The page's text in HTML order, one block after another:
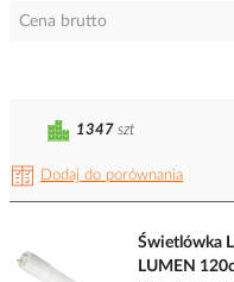
Cena brutto
Dodaj do porównania
1347 szt
Świetlówka
LUMEN